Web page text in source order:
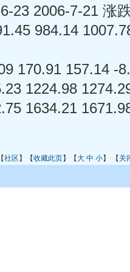
2006-7-21 涨
984.14
157.14 -
1224.98
1634.21
【社区】【收藏此页】【大 中 小】 【关